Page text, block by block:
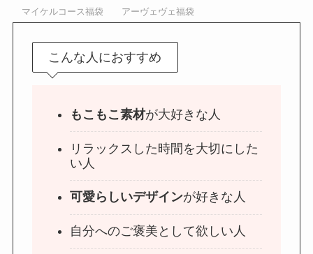
マイケルコース福袋 アーヴェヴェ福袋
こんな人におすすめ
もこもこ素材が大好きな人
リラックスした時間を大切にした
い人
可愛らしいデザインが好きな人
自分へのご褒美として欲しい人